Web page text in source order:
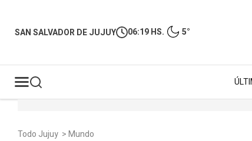
SAN SALVADOR DE JUJUY 06:19 HS. 5°
Todo Jujuy >Mundo